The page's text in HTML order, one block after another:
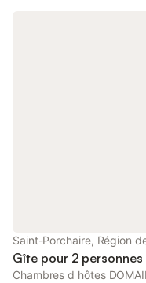
Saint-Porchaire, Région
Gîte pour 2 personnes
Chambres d hôtes